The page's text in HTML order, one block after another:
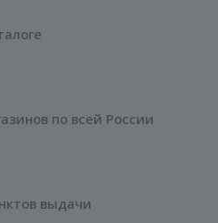
по всей России
выдачи